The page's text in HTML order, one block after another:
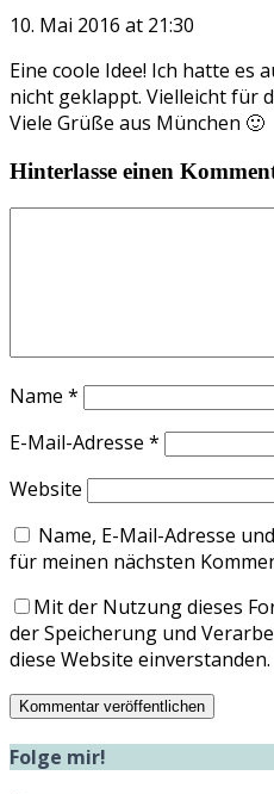
10. Mai 2016 at 21:30
Eine coole Idee! Ich hatte es
nicht geklappt. Vielleicht für
Viele Grüße aus München 🙂
Hinterlasse einen
Name *
E-Mail-Adresse *
Website
Name, E-Mail-Adresse
für meinen nächsten
Mit der Nutzung dieses
der Speicherung und
diese Website einverstanden.
Folge mir!